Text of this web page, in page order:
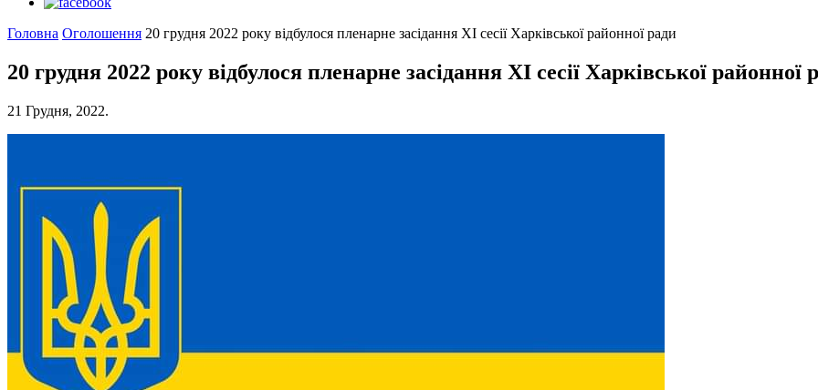
Головна Оголошення 20 грудня 2022 року відбулося пленарне засідання ХІ сесії Харківської районної ради
20 грудня 2022 року відбулося пленарне засідання ХІ сесії Харківської районної
21 Грудня, 2022.